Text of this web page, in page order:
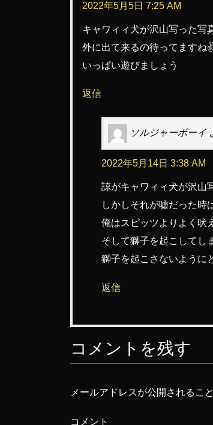
2022年5月5日 7:25 AM
キャワィィ犬が沢山写った写
外に出て来るの待ってますね
いっぱい遊びましょう
返信
ソルジャーボーイ
2022年5月14日 3:38 AM
諒がキャワィィ犬が沢山
しかしそれが嘘だった時
俺はスピッツよりよく吠
そして獅子を起こしてし
獅子を起こさないように
返信
コメントを残す
メールアドレスが公開されるこ
コメント